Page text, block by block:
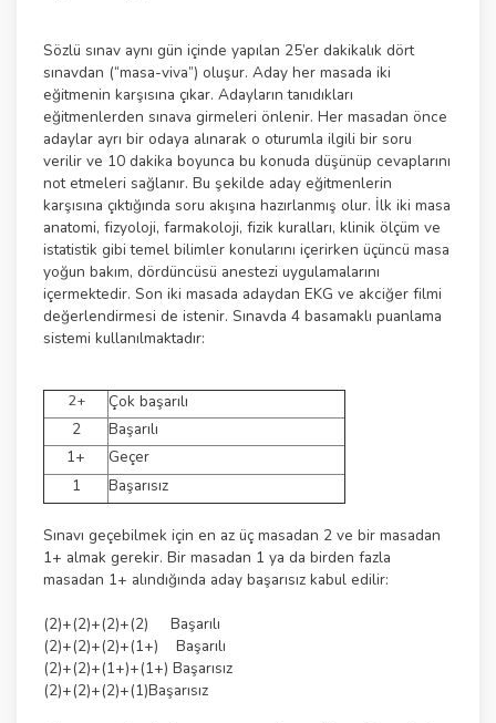
Sözlü sınav aynı gün içinde yapılan 25’er dakikalık dört
sınavdan (“masa-viva”) oluşur. Aday her masada iki
eğitmenin karşısına çıkar. Adayların tanıdıkları
eğitmenlerden sınava girmeleri önlenir. Her masadan önce
adaylar ayrı bir odaya alınarak o oturumla ilgili bir soru
verilir ve 10 dakika boyunca bu konuda düşünüp cevaplarını
not etmeleri sağlanır. Bu şekilde aday eğitmenlerin
karşısına çıktığında soru akışına hazırlanmış olur. İlk iki masa
anatomi, fizyoloji, farmakoloji, fizik kuralları, klinik ölçüm ve
istatistik gibi temel bilimler konularını içerirken üçüncü masa
yoğun bakım, dördüncüsü anestezi uygulamalarını
içermektedir. Son iki masada adaydan EKG ve akciğer filmi
değerlendirmesi de istenir. Sınavda 4 basamaklı puanlama
sistemi kullanılmaktadır:
2+
Çok başarılı
2
Başarılı
1+
Geçer
1
Başarısız
Sınavı geçebilmek için en az üç masadan 2 ve bir masadan
1+ almak gerekir. Bir masadan 1 ya da birden fazla
masadan 1+ alındığında aday başarısız kabul edilir:
(2)+(2)+(2)+(2) Başarılı
(2)+(2)+(2)+(1+) Başarılı
(2)+(2)+(1+)+(1+) Başarısız
(2)+(2)+(2)+(1)Başarısız